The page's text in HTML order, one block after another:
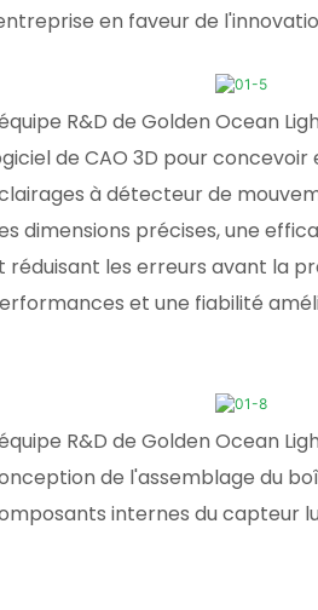
en faveur de
R&D de Golden Ocean
de CAO 3D pour
à détecteur de
dimensions précises, une
réduisant les erreurs avant la
et une fiabilité
R&D de Golden Ocean
de l'assemblage du
internes du capteur